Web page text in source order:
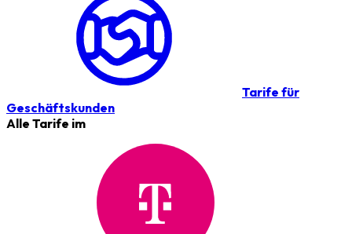
Tarife für
Geschäftskunden
Alle Tarife im